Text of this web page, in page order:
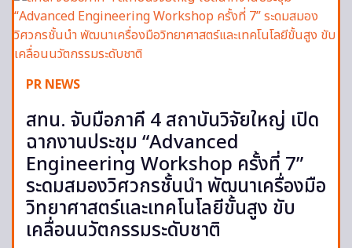
PR NEWS
สทน. จับมือภาคี 4 สถาบันวิจัยใหญ่ เปิด
ฉากงานประชุม “Advanced
Engineering Workshop ครั้งที่ 7”
ระดมสมองวิศวกรชั้นนำ พัฒนาเครื่องมือ
วิทยาศาสตร์และเทคโนโลยีขั้นสูง ขับ
เคลื่อนนวัตกรรมระดับชาติ